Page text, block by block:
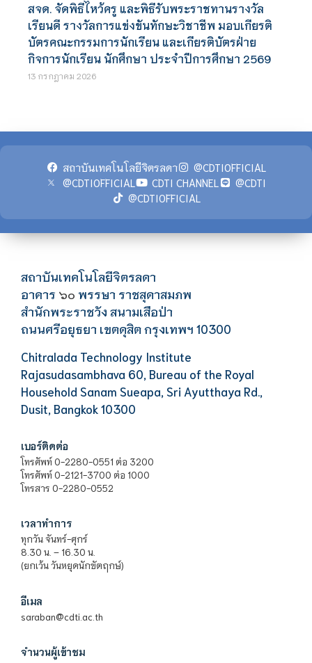
สจด. จัดพิธีไหว้ครู และพิธีรับพระราชทานรางวัล
เรียนดี รางวัลการแข่งขันทักษะวิชาชีพ มอบเกียรติ
บัตรคณะกรรมการนักเรียน และเกียรติบัตรฝ่าย
กิจการนักเรียน นักศึกษา ประจำปีการศึกษา 2569
13 กรกฎาคม 2026
สถาบันเทคโนโลยีจิตรลดา
@CDTIOFFICIAL
@CDTIOFFICIAL
CDTI CHANNEL
@CDTI
@CDTIOFFICIAL
สถาบันเทคโนโลยีจิตรลดา
อาคาร ๖๐ พรรษา ราชสุดาสมภพ
สำนักพระราชวัง สนามเสือป่า
ถนนศรีอยุธยา เขตดุสิต กรุงเทพฯ 10300
Chitralada Technology Institute
Rajasudasambhava 60, Bureau of the Royal
Household Sanam Sueapa, Sri Ayutthaya Rd.,
Dusit, Bangkok 10300
เบอร์ติดต่อ
โทรศัพท์ 0-2280-0551 ต่อ 3200
โทรศัพท์ 0-2121-3700 ต่อ 1000
โทรสาร 0-2280-0552
เวลาทำการ
ทุกวัน จันทร์-ศุกร์
8.30 น. – 16.30 น.
(ยกเว้น วันหยุดนักขัตฤกษ์)
อีเมล
saraban@cdti.ac.th
จำนวนผู้เข้าชม